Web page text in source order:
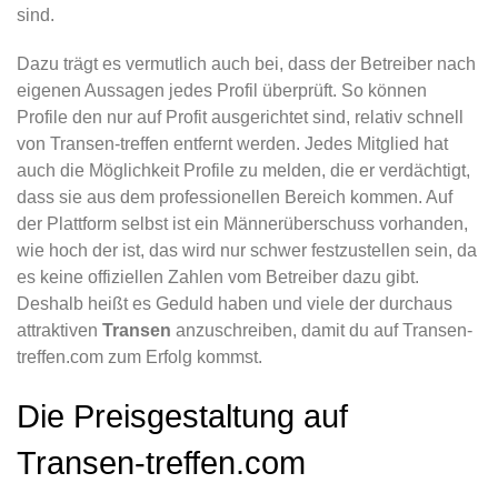
sind.
Dazu trägt es vermutlich auch bei, dass der Betreiber nach
eigenen Aussagen jedes Profil überprüft. So können
Profile den nur auf Profit ausgerichtet sind, relativ schnell
von Transen-treffen entfernt werden. Jedes Mitglied hat
auch die Möglichkeit Profile zu melden, die er verdächtigt,
dass sie aus dem professionellen Bereich kommen. Auf
der Plattform selbst ist ein Männerüberschuss vorhanden,
wie hoch der ist, das wird nur schwer festzustellen sein, da
es keine offiziellen Zahlen vom Betreiber dazu gibt.
Deshalb heißt es Geduld haben und viele der durchaus
attraktiven Transen anzuschreiben, damit du auf Transen-
treffen.com zum Erfolg kommst.
Die Preisgestaltung auf
Transen-treffen.com